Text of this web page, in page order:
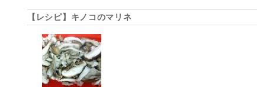
【レシピ】キノコのマリネ